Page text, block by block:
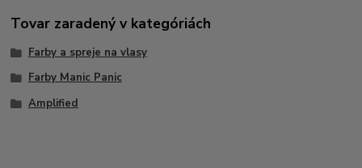
Tovar zaradený v kategóriách
Farby a spreje na vlasy
Farby Manic Panic
Amplified